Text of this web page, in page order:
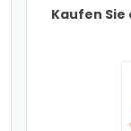
Kaufen Sie